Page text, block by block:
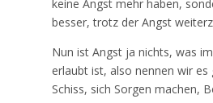
keine Angst mehr haben,
besser, trotz der Angst
Nun ist Angst ja nichts, was
erlaubt ist, also nennen wir es
Schiss, sich Sorgen machen,